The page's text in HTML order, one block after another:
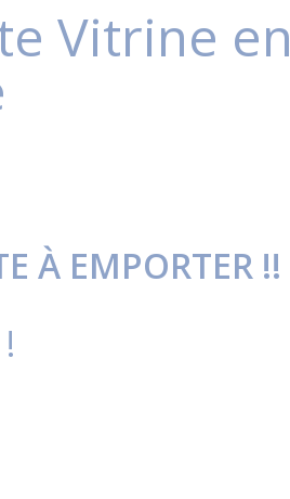
Vitrine en
À EMPORTER !!